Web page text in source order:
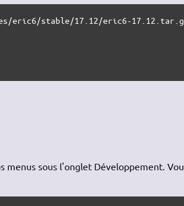
eric6/stable/17.12/eric6-
menus sous l'onglet Développement.